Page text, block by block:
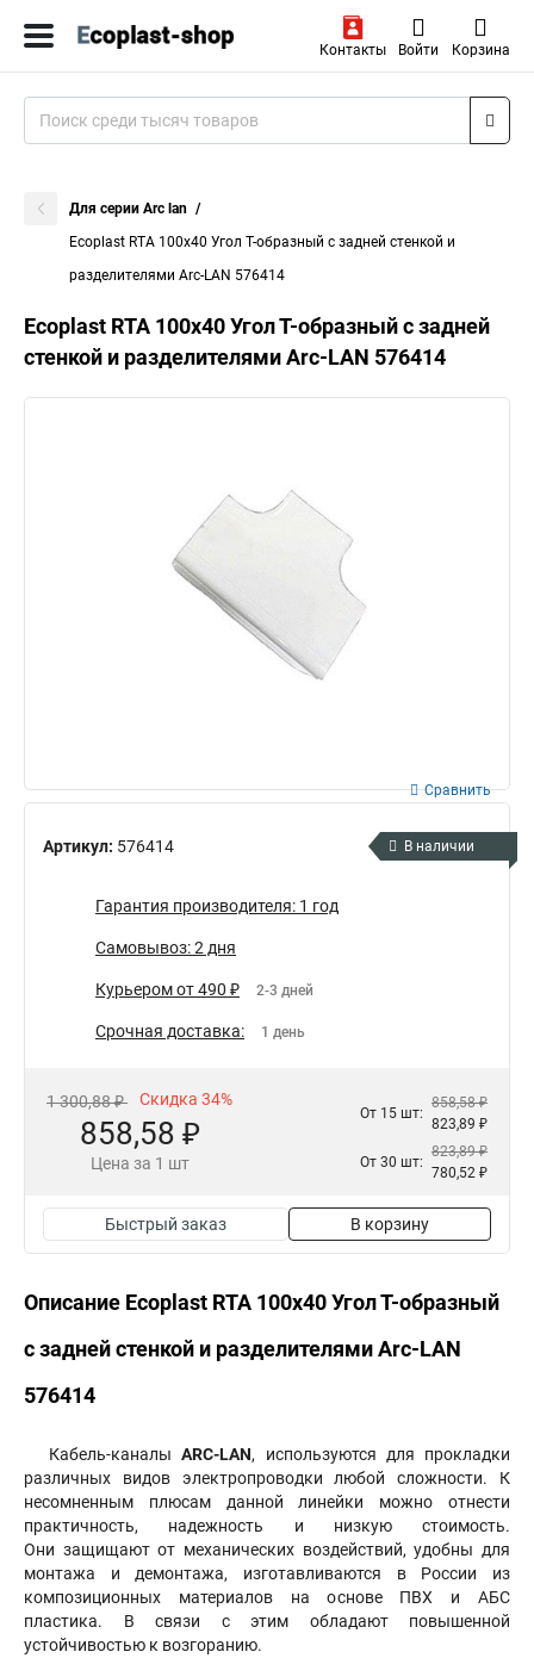
Контакты Войти Корзина
Для серии Arc lan
Ecoplast RTA 100х40 Угол Т-образный с задней стенкой и
разделителями Arc-LAN 576414
Ecoplast RTA 100х40 Угол Т-образный с задней
стенкой и разделителями Arc-LAN 576414
Артикул: 576414
Сравнить
В наличии
Гарантия производителя: 1 год
Самовывоз: 2 дня
Курьером от 490 ₽ 2-3 дней
Срочная доставка: 1 день
1 300,88 ₽ Скидка 34%
858,58 ₽
Цена за 1 шт
От 15 шт:
858,58 ₽
823,89 ₽
От 30 шт:
823,89 ₽
780,52 ₽
Быстрый заказ В корзину
Описание Ecoplast RTA 100х40 Угол Т-образный
с задней стенкой и разделителями Arc-LAN
576414
Кабель-каналыARC-LAN, используются для прокладки
различных видов электропроводки любой сложности. К
несомненным плюсам данной линейки можно отнести
практичность, надежность и низкую стоимость.
Они защищают от механических воздействий, удобны для
монтажа и демонтажа, изготавливаются в России из
композиционных материалов на основе ПВХ и АБС
пластика. В связи с этим обладают повышенной
устойчивостью к возгоранию.